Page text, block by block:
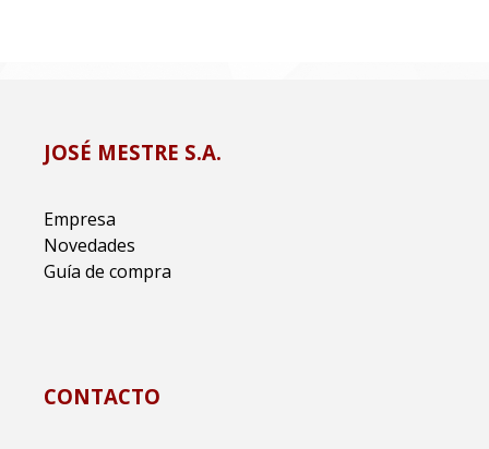
JOSÉ MESTRE S.A.
Empresa
Novedades
Guía de compra
CONTACTO